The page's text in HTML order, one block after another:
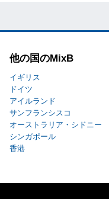
他の国のMixB
イギリス
ドイツ
アイルランド
サンフランシスコ
オーストラリア・シドニー
シンガポール
香港